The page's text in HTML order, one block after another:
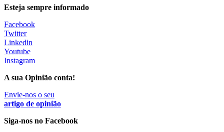
MAIS NOTÍCIAS
Estudo relaciona exposição a pesticidas na infância com idade
da primeira menstruação
28 Jul, 2026
Mulher cega recupera visão com transplante inédito em Itália
Esteja sempre informado
Facebook
Twitter
Linkedin
Youtube
Instagram
A sua Opinião conta!
Envie-nos o seu
artigo de opinião
Siga-nos no Facebook